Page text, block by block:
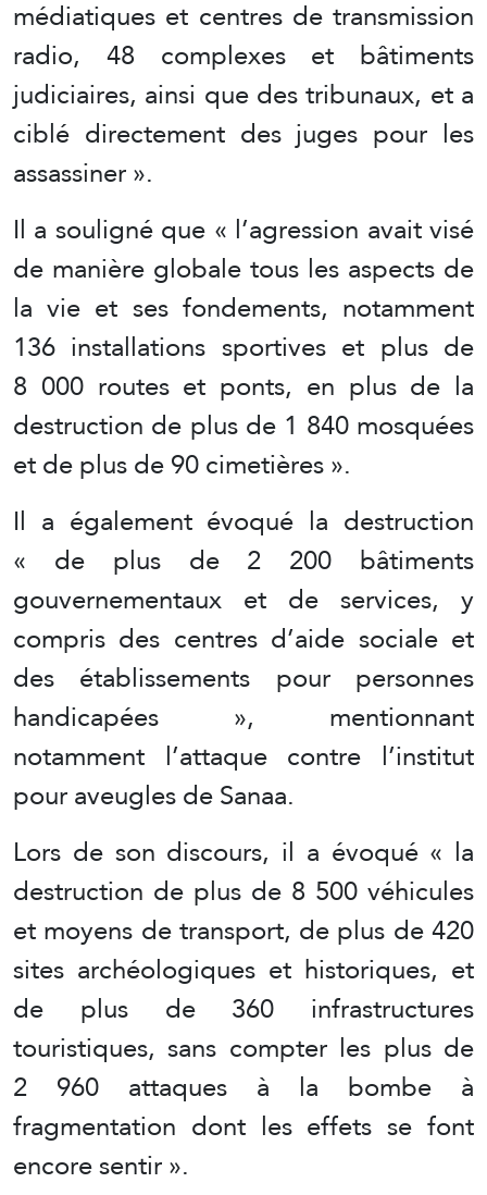
médiatiques et centres de transmission
radio, 48 complexes et bâtiments
judiciaires, ainsi que des tribunaux, et a
ciblé directement des juges pour les
assassiner ».
Il a souligné que « l’agression avait visé
de manière globale tous les aspects de
la vie et ses fondements, notamment
136 installations sportives et plus de
8 000 routes et ponts, en plus de la
destruction de plus de 1 840 mosquées
et de plus de 90 cimetières ».
Il a également évoqué la destruction
« de plus de 2 200 bâtiments
gouvernementaux et de services, y
compris des centres d’aide sociale et
des établissements pour personnes
handicapées », mentionnant
notamment l’attaque contre l’institut
pour aveugles de Sanaa.
Lors de son discours, il a évoqué « la
destruction de plus de 8 500 véhicules
et moyens de transport, de plus de 420
sites archéologiques et historiques, et
de plus de 360 ​​infrastructures
touristiques, sans compter les plus de
2 960 attaques à la bombe à
fragmentation dont les effets se font
encore sentir ».